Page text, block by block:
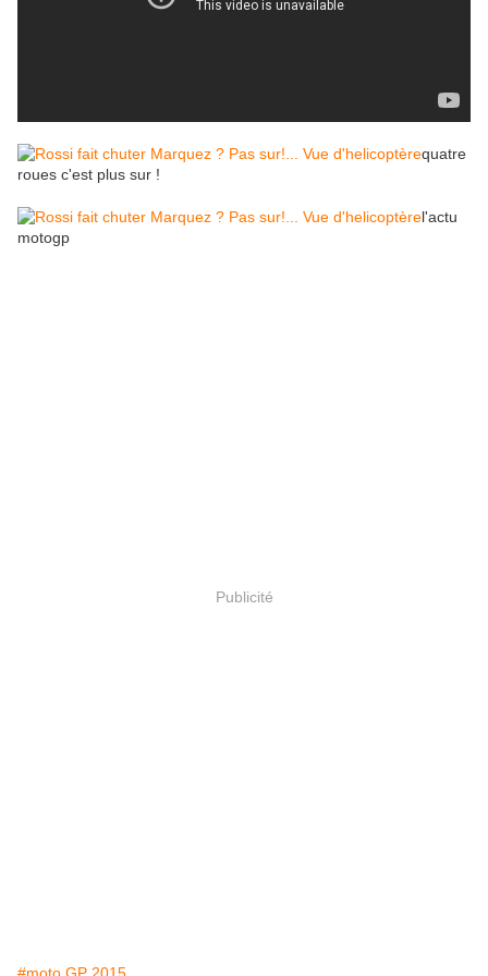
quatre
roues c'est plus sur !
l'actu
motogp
Publicité